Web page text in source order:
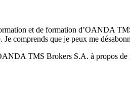
et de formation d’OANDA
comprends que je peux me
TMS Brokers S.A. à propos